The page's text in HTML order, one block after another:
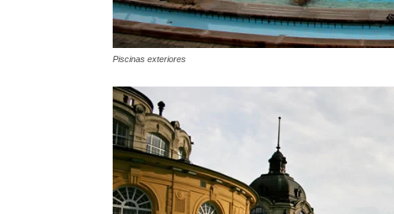
Piscinas exteriores